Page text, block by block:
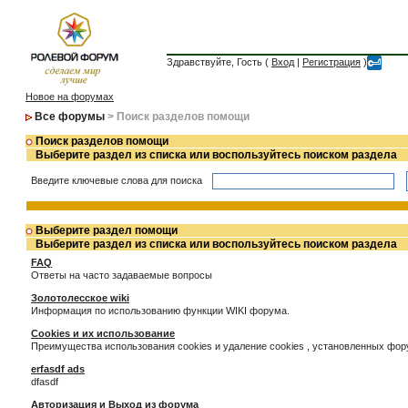
Здравствуйте, Гость ( Вход | Регистрация )
Новое на форумах
Все форумы > Поиск разделов помощи
Поиск разделов помощи
Выберите раздел из списка или воспользуйтесь поиском раздела
Введите ключевые слова для поиска
Выберите раздел помощи
Выберите раздел из списка или воспользуйтесь поиском раздела
FAQ
Ответы на часто задаваемые вопросы
Золотолесское wiki
Информация по использованию функции WIKI форума.
Cookies и их использование
Преимущества использования cookies и удаление cookies , установленных
erfasdf ads
dfasdf
Авторизация и Выход из форума